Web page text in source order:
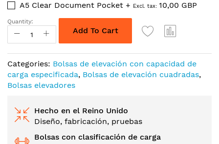
A5 Clear Document Pocket + 10,00 GBP
Quantity:
Add To Cart
Categories: Bolsas de elevación con capacidad de
carga especificada, Bolsas de elevación cuadradas,
Bolsas elevadores
Hecho en el Reino Unido
Diseño, fabricación, pruebas
Bolsas con clasificación de carga